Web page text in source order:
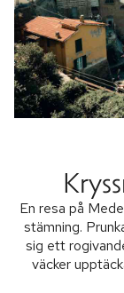
En resa på
stämning.
sig ett
väcker